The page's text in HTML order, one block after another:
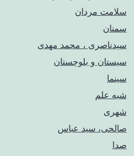
سلامت مردان
سمنان
سیدناصری ، محمد مهدی
سیستان و بلوچستان
سینما
شبه علم
شهری
صالحی، سید عباس
صدا